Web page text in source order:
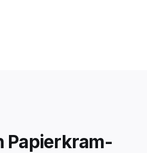
Papierkram-